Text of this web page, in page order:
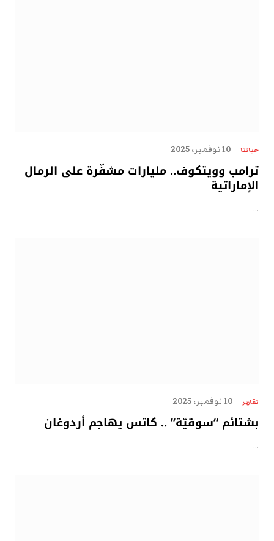
حياتنا 10 نوفمبر، 2025
ترامب وويتكوف.. مليارات مشفّرة على الرمال
الإماراتية
…
تقارير 10 نوفمبر، 2025
بشتائم “سوقيّة” .. كاتس يهاجم أردوغان
…